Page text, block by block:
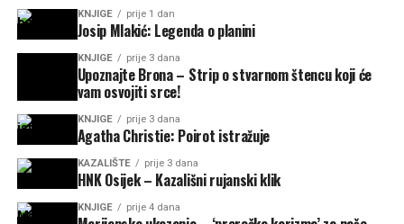
KNJIGE prije 1 dan
Josip Mlakić: Legenda o planini
KNJIGE prije 3 dana
Upoznajte Brona – Strip o stvarnom štencu koji će
vam osvojiti srce!
KNJIGE prije 3 dana
Agatha Christie: Poirot istražuje
KAZALIŠTE prije 3 dana
HNK Osijek – Kazališni rujanski klik
KNJIGE prije 4 dana